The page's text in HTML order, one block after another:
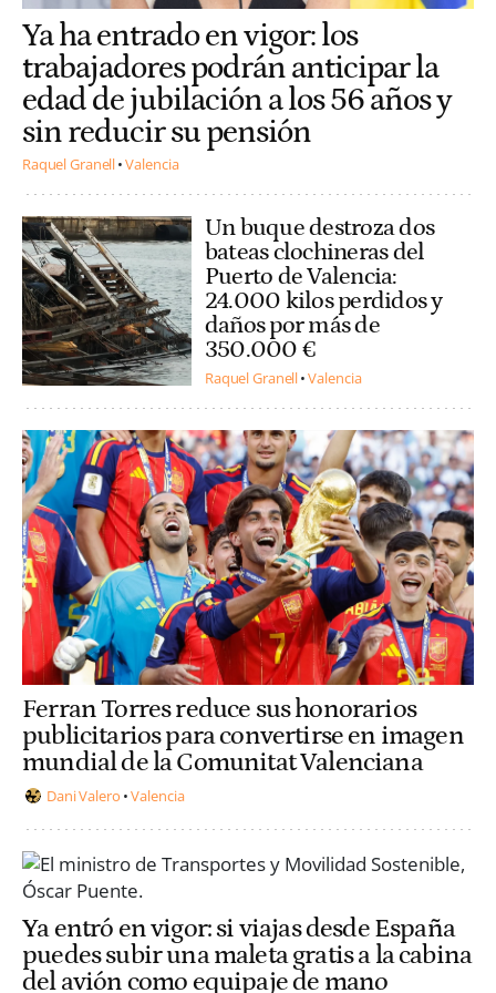
Ya ha entrado en vigor: los
trabajadores podrán anticipar la
edad de jubilación a los 56 años y
sin reducir su pensión
Raquel Granell Valencia
Un buque destroza dos
bateas clochineras del
Puerto de Valencia:
24.000 kilos perdidos y
daños por más de
350.000 €
Raquel Granell Valencia
Ferran Torres reduce sus honorarios
publicitarios para convertirse en imagen
mundial de la Comunitat Valenciana
Dani Valero Valencia
Ya entró en vigor: si viajas desde España
puedes subir una maleta gratis a la cabina
del avión como equipaje de mano